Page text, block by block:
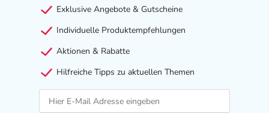
Exklusive Angebote & Gutscheine
Individuelle Produktempfehlungen
Aktionen & Rabatte
Hilfreiche Tipps zu aktuellen Themen